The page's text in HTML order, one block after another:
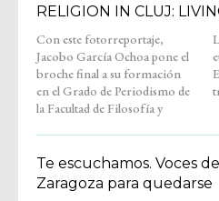
RELIGION IN CLUJ:
Con este fotorreportaje,
Jacobo García Ochoa pone el
broche final a su formación
en el Grado de Periodismo de
la Facultad de Filosofía y
Letras y cierra también su
etapa como colaborador de
Entremedios. Su trabajo nos
Te escuchamos. Voces
Zaragoza para quedarse